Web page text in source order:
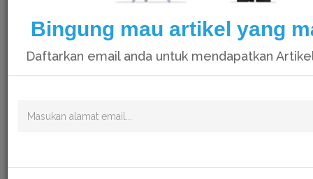
Bingung mau artikel yang
Daftarkan email anda untuk mendapatkan